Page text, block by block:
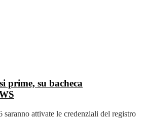
prime, su bacheca
attivate le credenziali del registro